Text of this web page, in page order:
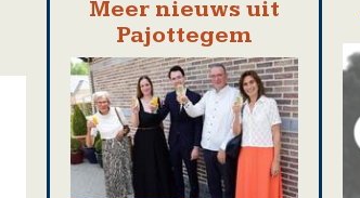
Meer nieuws uit
Pajottegem